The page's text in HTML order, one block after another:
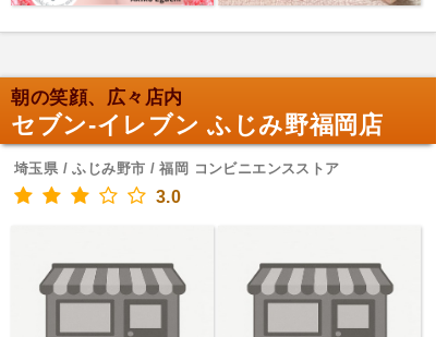
朝の笑顔、広々店内
セブン-イレブン ふじみ野福岡店
埼玉県 / ふじみ野市 / 福岡 コンビニエンスストア
3.0